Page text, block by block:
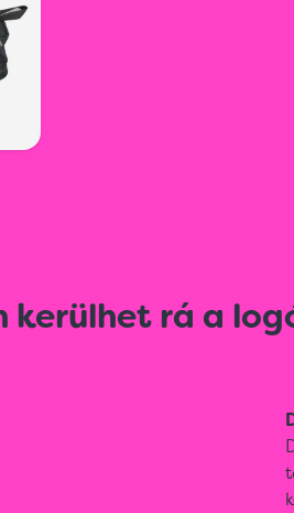
kerülhet rá a